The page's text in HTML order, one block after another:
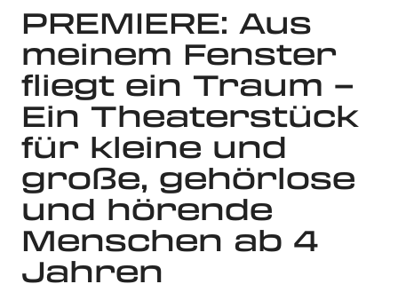
PREMIERE: Aus
meinem Fenster
fliegt ein Traum –
Ein Theaterstück
für kleine und
große, gehörlose
und hörende
Menschen ab 4
Jahren